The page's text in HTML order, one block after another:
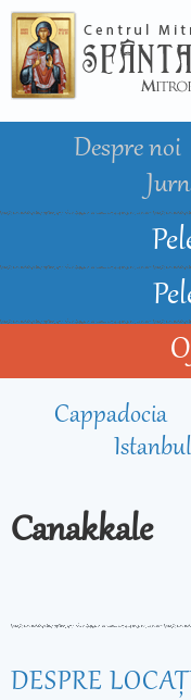
Despre noi
Cappadocia
Istanbul
Canakkale
DESPRE